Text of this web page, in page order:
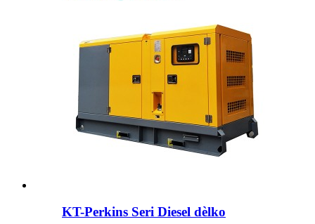
KT-Perkins Seri Diesel dèlko